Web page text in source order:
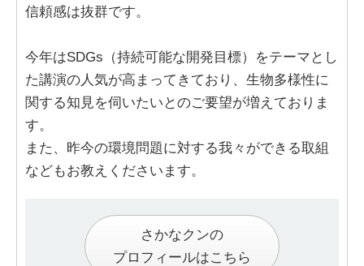
信頼感は抜群です。
今年はSDGs（持続可能な開発目標）をテーマとし
た講演の人気が高まってきており、生物多様性に
関する知見を伺いたいとのご要望が増えておりま
す。
また、昨今の環境問題に対する我々ができる取組
などもお教えくださいます。
さかなクンの
プロフィールはこちら